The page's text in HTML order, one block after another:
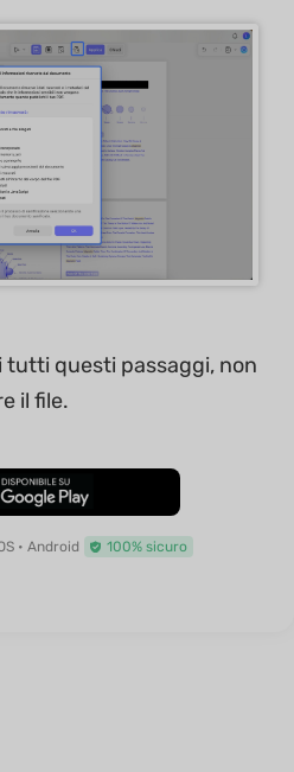
questi passaggi, non
il file.
Gratis
• Android 100% sicuro